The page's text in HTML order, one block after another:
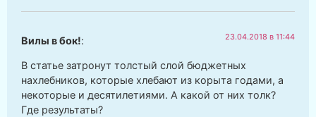
Вилы в бок!: 23.04.2018 в 11:44
В статье затронут толстый слой бюджетных
нахлебников, которые хлебают из корыта годами, а
некоторые и десятилетиями. А какой от них толк?
Где результаты?